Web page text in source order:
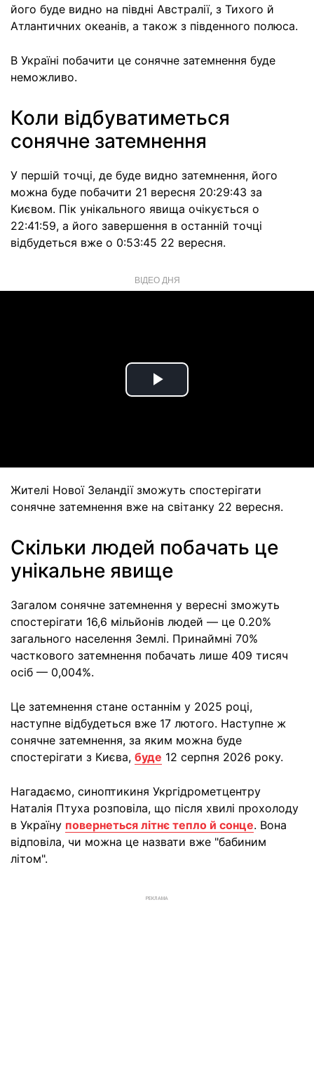
його буде видно на півдні Австралії, з Тихого й
Атлантичних океанів, а також з південного полюса.
В Україні побачити це сонячне затемнення буде
неможливо.
Коли відбуватиметься
сонячне затемнення
У першій точці, де буде видно затемнення, його
можна буде побачити 21 вересня 20:29:43 за
Києвом. Пік унікального явища очікується о
22:41:59, а його завершення в останній точці
відбудеться вже о 0:53:45 22 вересня.
ВІДЕО ДНЯ
Play
Жителі Нової Зеландії зможуть спостерігати
сонячне затемнення вже на світанку 22 вересня.
Скільки людей побачать це
унікальне явище
Загалом сонячне затемнення у вересні зможуть
спостерігати 16,6 мільйонів людей — це 0.20%
загального населення Землі. Принаймні 70%
часткового затемнення побачать лише 409 тисяч
осіб — 0,004%.
Це затемнення стане останнім у 2025 році,
наступне відбудеться вже 17 лютого. Наступне ж
сонячне затемнення, за яким можна буде
спостерігати з Києва, буде 12 серпня 2026 року.
Нагадаємо, синоптикиня Укргідрометцентру
Наталія Птуха розповіла, що після хвилі прохолоду
в Україну повернеться літнє тепло й сонце. Вона
відповіла, чи можна це назвати вже "бабиним
літом".
РЕКЛАМА